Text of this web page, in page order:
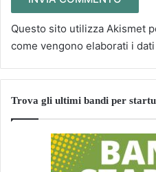
Questo sito utilizza Akismet
come vengono elaborati i
Trova gli ultimi bandi per